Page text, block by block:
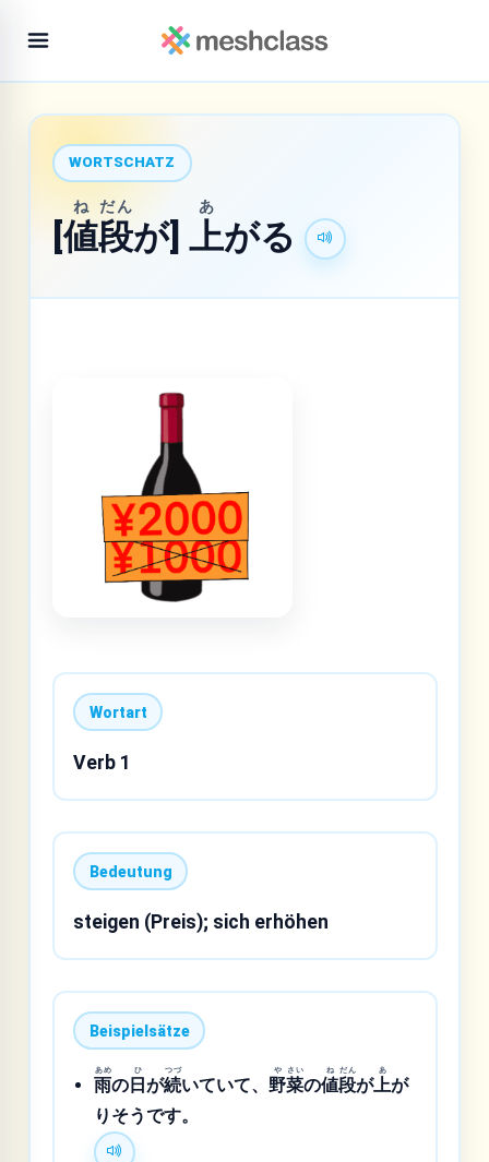
WORTSCHATZ
[値
ね
段
だん
が] 上
あ
がる
Wortart
Verb 1
Bedeutung
steigen (Preis); sich erhöhen
Beispielsätze
雨
あめ
の日
ひ
が続
つづ
いていて、野
や
菜
さい
の値
ね
段
だん
が上
あ
が
りそうです。